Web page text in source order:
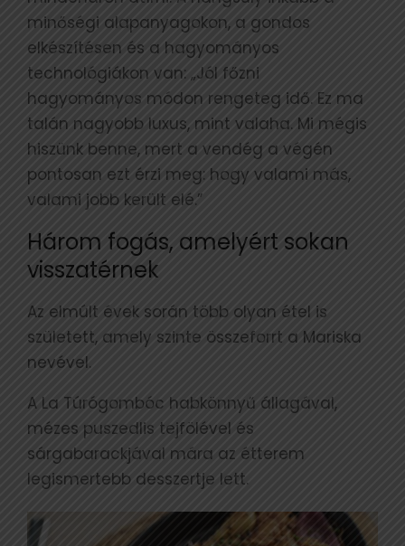
minőségi alapanyagokon, a gondos
elkészítésen és a hagyományos
technológiákon van: „Jól főzni
hagyományos módon rengeteg idő. Ez ma
talán nagyobb luxus, mint valaha. Mi mégis
hiszünk benne, mert a vendég a végén
pontosan ezt érzi meg: hogy valami más,
valami jobb került elé.”
Három fogás, amelyért sokan
visszatérnek
Az elmúlt évek során több olyan étel is
született, amely szinte összeforrt a Mariska
nevével.
A La Túrógombóc habkönnyű állagával,
mézes puszedlis tejfölével és
sárgabarackjával mára az étterem
legismertebb desszertje lett.